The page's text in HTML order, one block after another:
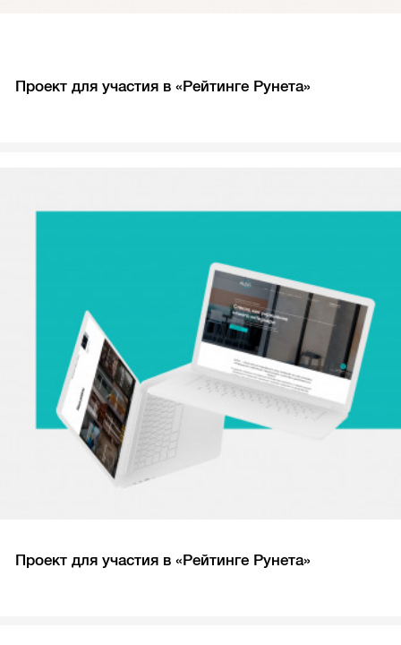
Проект для участия в «Рейтинге Рунета»
Проект для участия в «Рейтинге Рунета»